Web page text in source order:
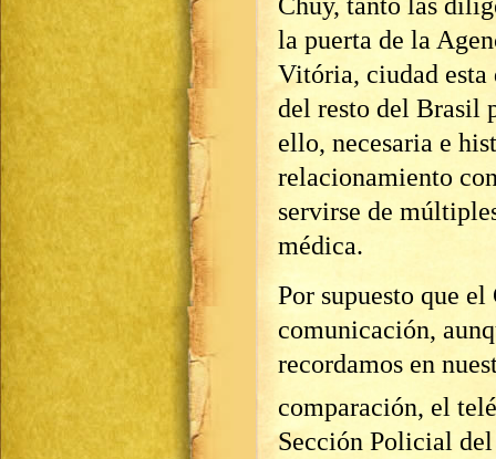
la puerta de la
Vitória, ciudad esta
del resto del Brasil
ello, necesaria e
relacionamiento
servirse de
médica.
Por supuesto que
comunicación,
recordamos en
comparación, el
Sección Policial